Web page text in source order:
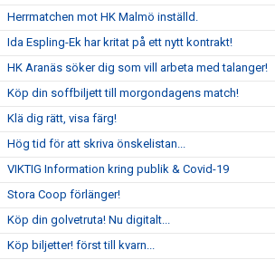
Herrmatchen mot HK Malmö inställd.
Ida Espling-Ek har kritat på ett nytt kontrakt!
HK Aranäs söker dig som vill arbeta med talanger!
Köp din soffbiljett till morgondagens match!
Klä dig rätt, visa färg!
Hög tid för att skriva önskelistan...
VIKTIG Information kring publik & Covid-19
Stora Coop förlänger!
Köp din golvetruta! Nu digitalt...
Köp biljetter! först till kvarn...